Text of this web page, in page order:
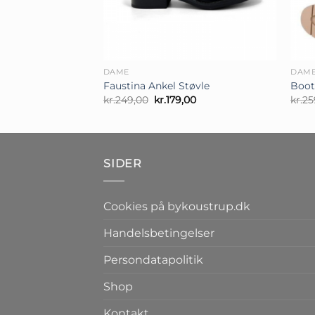
DAME
Faustina Ankel Støvle
kr.249,00 Den
oprindelige
kr.179,00Den
kr.
SIDER
Cookies på bykoustrup.dk
Handelsbetingelser
Persondatapolitik
Shop